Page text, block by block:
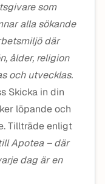
som
alla sökande
där
ålder, religion
och utvecklas.
Skicka in din
löpande och
Tillträde enligt
Apotea – där
dag är en